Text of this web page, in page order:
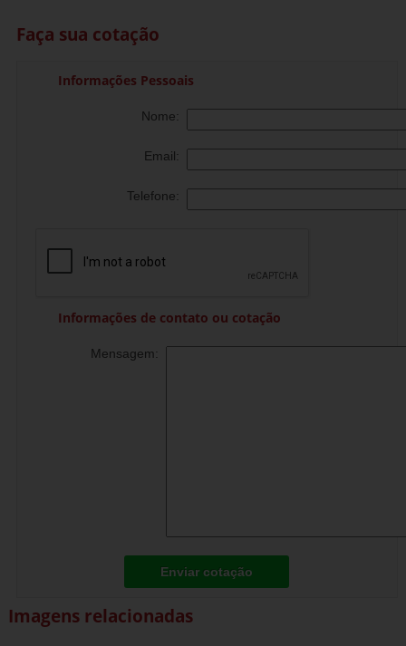
Faça sua cotação
Informações Pessoais
Nome:
Email:
Telefone:
Informações de contato ou cotação
Mensagem:
Enviar cotação
Imagens relacionadas